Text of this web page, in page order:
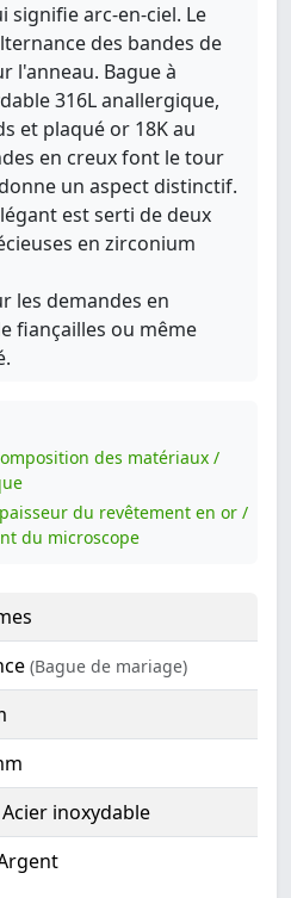
arc-en-ciel. Le
des bandes de
l'anneau. Bague à
316L anallergique,
et plaqué or 18K au
en creux font le tour
un aspect distinctif.
est serti de deux
en zirconium
les demandes en
fiançailles ou même
des matériaux /
du revêtement en or /
du microscope
(Bague de mariage)
Acier inoxydable